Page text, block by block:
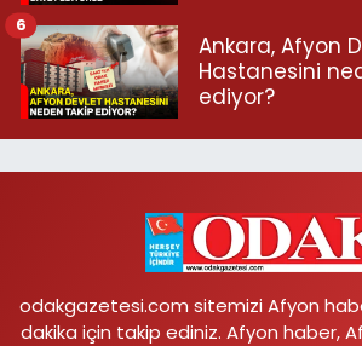
Ankara, Afyon
Hastanesini
ediyor?
6
odakgazetesi.com sitemizi Afyon
dakika için takip ediniz. Afyon haber,